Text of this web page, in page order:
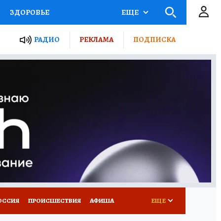
ЗДОРОВЬЕ
РОССИИ
ПУТЕВОДИТЕЛЬ
ПОТРЕБИТЕЛЯ
ЕЩЕ
РАДИО РЕКЛАМА ПОДПИСКА
ПРОИСШЕСТВИЯ АФИША ЕЩЕ